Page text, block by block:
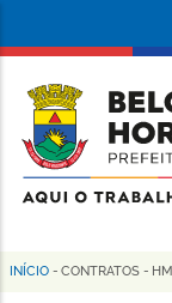
conteúdo
principal
da
Prefeitura
de
Horizonte
Trilha
INÍCIO - CONTRATOS -